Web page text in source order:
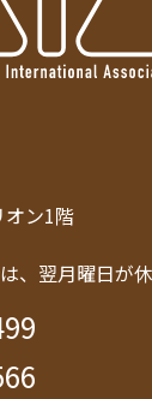
オン1階
、翌月曜日が